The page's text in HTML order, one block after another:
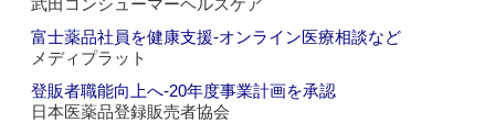
武田コンシューマーヘルスケア
富士薬品社員を健康支援‐オンライン医療相談など
メディプラット
登販者職能向上へ‐20年度事業計画を承認
日本医薬品登録販売者協会